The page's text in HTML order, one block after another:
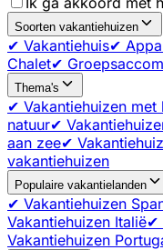
Soorten vakantiehuizen
✔ Vakantiehuis✔
Chalet✔
Thema's
✔ Vakantiehuizen met
natuur✔
aan zee✔
vakantiehuizen
Populaire vakantielanden
✔ Vakantiehuizen
Vakantiehuizen Italië✔
Vakantiehuizen